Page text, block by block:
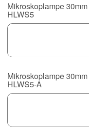
Mikroskoplampe
HLWS5
Mikroskoplampe
HLWS5-A